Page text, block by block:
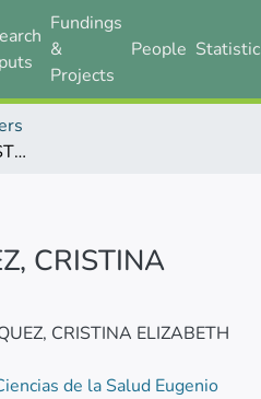
Fundings
&
Projects
People
NÚÑEZ VÁSQUEZ, CRISTINA ELIZABETH
CRISTINA
CRISTINA ELIZABETH
de la Salud Eugenio